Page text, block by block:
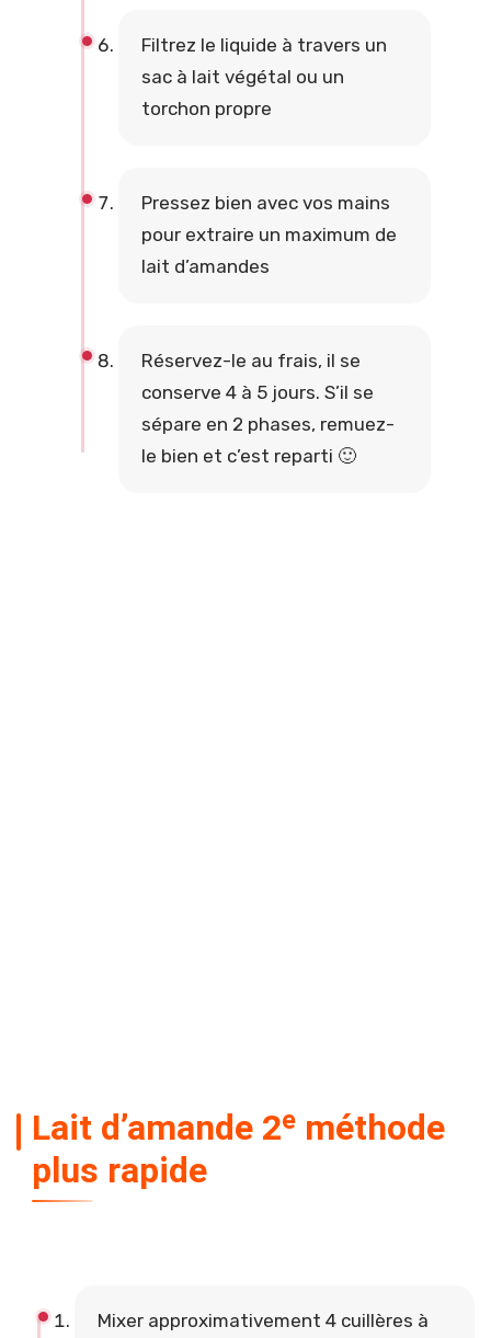
Filtrez le liquide à travers un
sac à lait végétal ou un
torchon propre
Pressez bien avec vos mains
pour extraire un maximum de
lait d’amandes
Réservez-le au frais, il se
conserve 4 à 5 jours. S’il se
sépare en 2 phases, remuez-
le bien et c’est reparti 🙂
Lait d’amande 2ᵉ méthode
plus rapide
Mixer approximativement 4 cuillères à